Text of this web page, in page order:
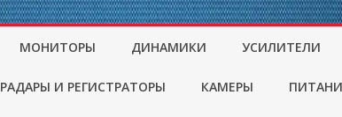
МОНИТОРЫ ДИНАМИКИ УСИЛИТЕЛИ
РАДАРЫ И РЕГИСТРАТОРЫ КАМЕРЫ